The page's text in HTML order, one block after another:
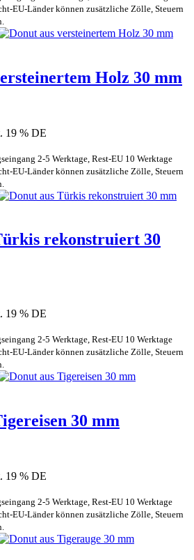
EU-Länder können zusätzliche Zölle, Steuern
Holz 30 mm
19 % DE
2-5 Werktage, Rest-EU 10 Werktage
EU-Länder können zusätzliche Zölle, Steuern
rekonstruiert 30
19 % DE
2-5 Werktage, Rest-EU 10 Werktage
EU-Länder können zusätzliche Zölle, Steuern
30 mm
19 % DE
2-5 Werktage, Rest-EU 10 Werktage
EU-Länder können zusätzliche Zölle, Steuern